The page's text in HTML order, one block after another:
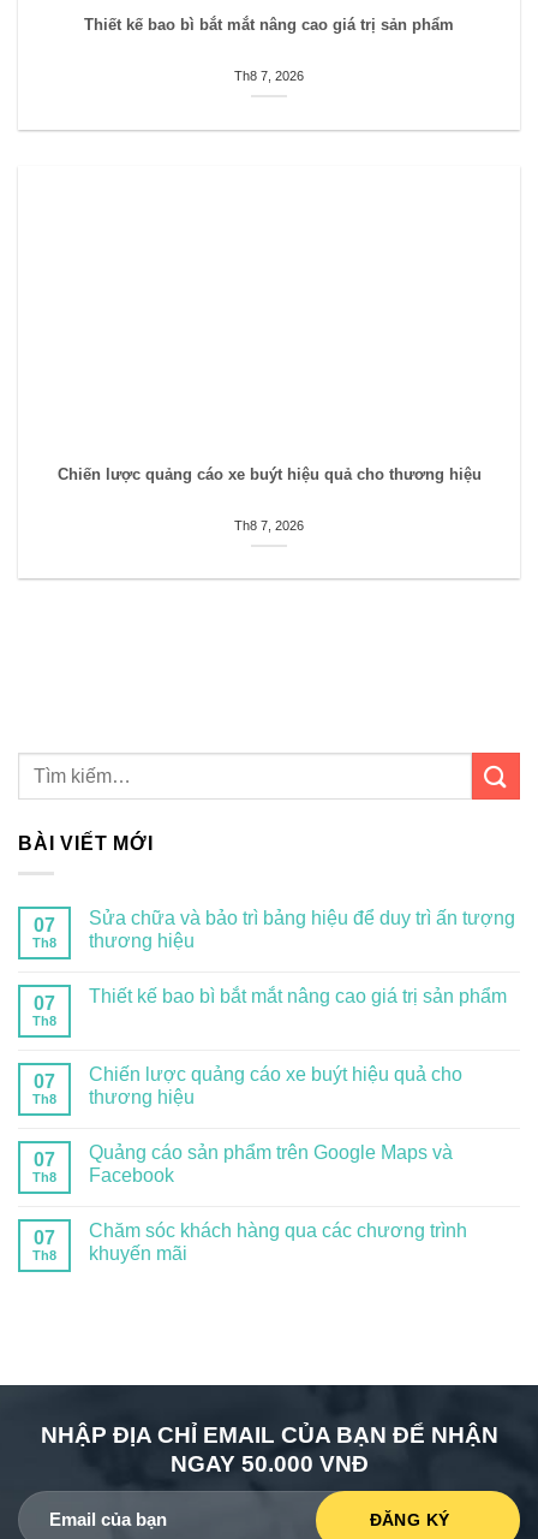
Thiết kế bao bì bắt mắt nâng cao giá trị sản phẩm
Th8 7, 2026
Chiến lược quảng cáo xe buýt hiệu quả cho thương hiệu
Th8 7, 2026
BÀI VIẾT MỚI
07
Th8
Sửa chữa và bảo trì bảng hiệu để duy trì ấn tượng
thương hiệu
07
Th8
Thiết kế bao bì bắt mắt nâng cao giá trị sản phẩm
07
Th8
Chiến lược quảng cáo xe buýt hiệu quả cho
thương hiệu
07
Th8
Quảng cáo sản phẩm trên Google Maps và
Facebook
07
Th8
Chăm sóc khách hàng qua các chương trình
khuyến mãi
NHẬP ĐỊA CHỈ EMAIL CỦA BẠN ĐỂ NHẬN
NGAY 50.000 VNĐ